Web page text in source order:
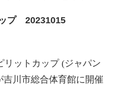
プ 20231015
リットカップ (ジャパン
川市総合体育館に開催